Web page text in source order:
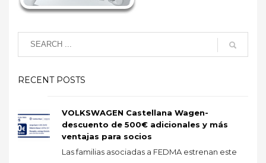
RECENT POSTS
VOLKSWAGEN Castellana Wagen-
descuento de 500€ adicionales y más
ventajas para socios
Las familias asociadas a FEDMA estrenan este